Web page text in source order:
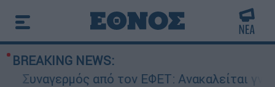
BREAKING NEWS:
από τον ΕΦΕΤ: Ανακαλείται